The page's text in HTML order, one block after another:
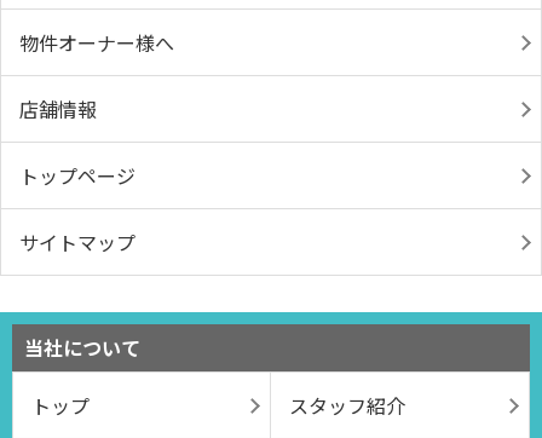
物件オーナー様へ
店舗情報
トップページ
サイトマップ
当社について
トップ
スタッフ紹介